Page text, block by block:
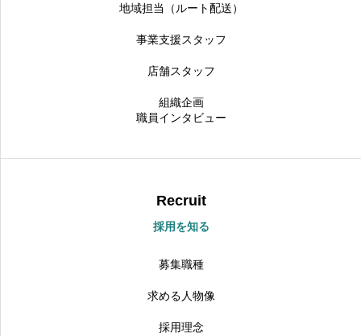
地域担当（ルート配送）
事業支援スタッフ
店舗スタッフ
組織企画
職員インタビュー
Recruit
採用を知る
募集職種
求める人物像
採用理念